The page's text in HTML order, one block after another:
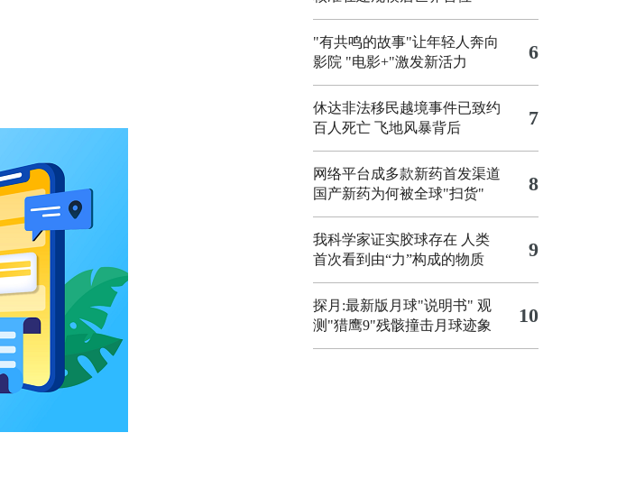
"有共鸣的故事"让年轻人奔向
影院 "电影+"激发新活力 6
休达非法移民越境事件已致约
百人死亡 飞地风暴背后 7
网络平台成多款新药首发渠道
国产新药为何被全球"扫货"
8
我科学家证实胶球存在 人类
首次看到由“力”构成的物质
9
探月:最新版月球"说明书" 观
测"猎鹰9"残骸撞击月球迹象
10